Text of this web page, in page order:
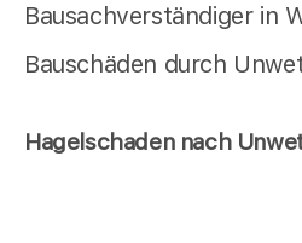
Bausachverständiger in
Bauschäden durch
Hagelschaden nach